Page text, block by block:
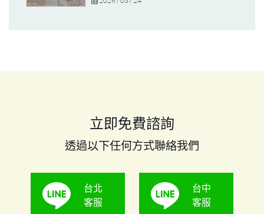
立即免費諮詢
透過以下任何方式聯絡我們
台北
客服
台中
客服